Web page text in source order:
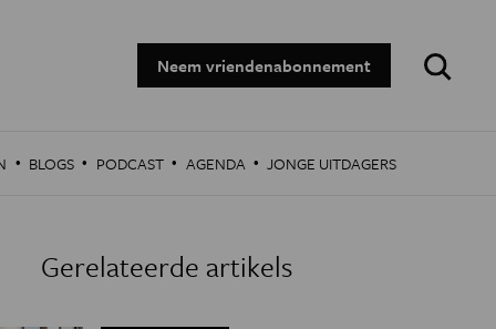
Neem vriendenabonnement
Zoeken:
· BLOGS · PODCAST · AGENDA · JONGE UITDAGERS
Gerelateerde artikels